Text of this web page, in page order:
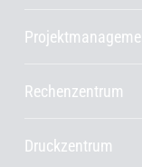
Rechenzentrum
Druckzentrum